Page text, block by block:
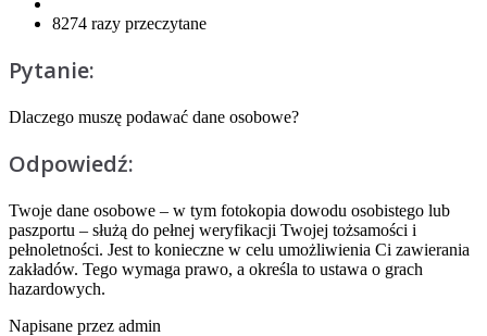
8274 razy przeczytane
Pytanie:
Dlaczego muszę podawać dane osobowe?
Odpowiedź:
Twoje dane osobowe – w tym fotokopia dowodu osobistego lub
paszportu – służą do pełnej weryfikacji Twojej tożsamości i
pełnoletności. Jest to konieczne w celu umożliwienia Ci zawierania
zakładów. Tego wymaga prawo, a określa to ustawa o grach
hazardowych.
Napisane przez admin